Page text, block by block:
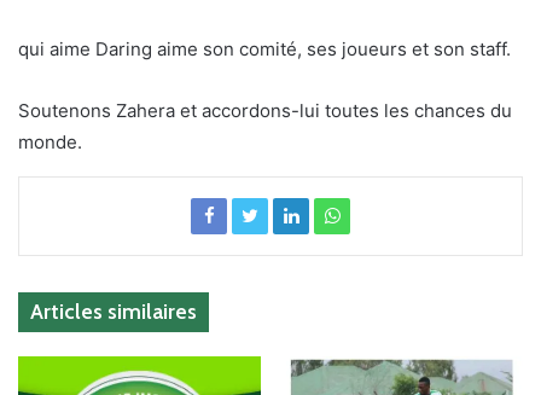
qui aime Daring aime son comité, ses joueurs et son staff.
Soutenons Zahera et accordons-lui toutes les chances du
monde.
Articles similaires